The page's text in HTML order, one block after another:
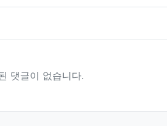
댓글이 없습니다.